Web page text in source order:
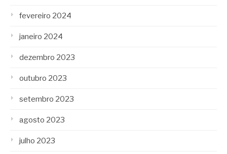
fevereiro 2024
janeiro 2024
dezembro 2023
outubro 2023
setembro 2023
agosto 2023
julho 2023